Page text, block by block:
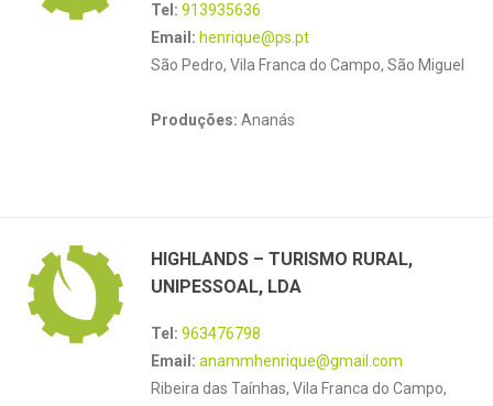
Tel: 913935636
Email: henrique@ps.pt
São Pedro, Vila Franca do Campo, São Miguel
Produções: Ananás
HIGHLANDS – TURISMO RURAL,
UNIPESSOAL, LDA
Tel: 963476798
Email: anammhenrique@gmail.com
Ribeira das Taínhas, Vila Franca do Campo,